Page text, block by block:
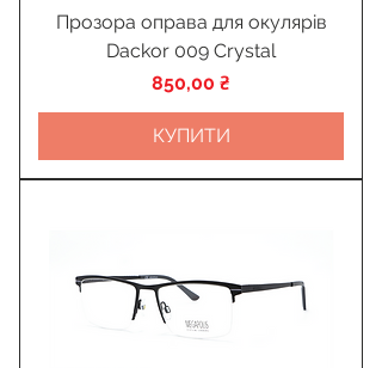
Прозора оправа для окулярів
Dackor 009 Crystal
Ціна
850,00 ₴
КУПИТИ